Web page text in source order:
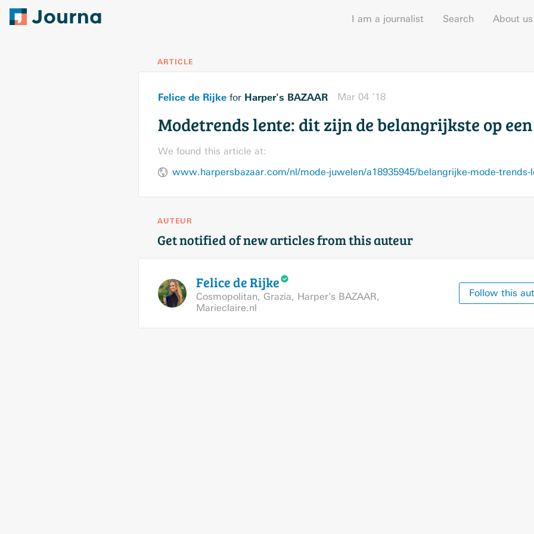
I am a journalist Search About us
ARTICLE
Felice de Rijke for Harper's BAZAAR Mar 04 ’18
Modetrends lente: dit zijn de belangrijkste op
We found this article at:
www.harpersbazaar.com/nl/mode-juwelen/a18935945/belangrijke-mode-trends-
AUTEUR
Get notified of new articles from this auteur
Felice deRijke
Cosmopolitan, Grazia, Harper's BAZAAR,
Marieclaire.nl
Follow this